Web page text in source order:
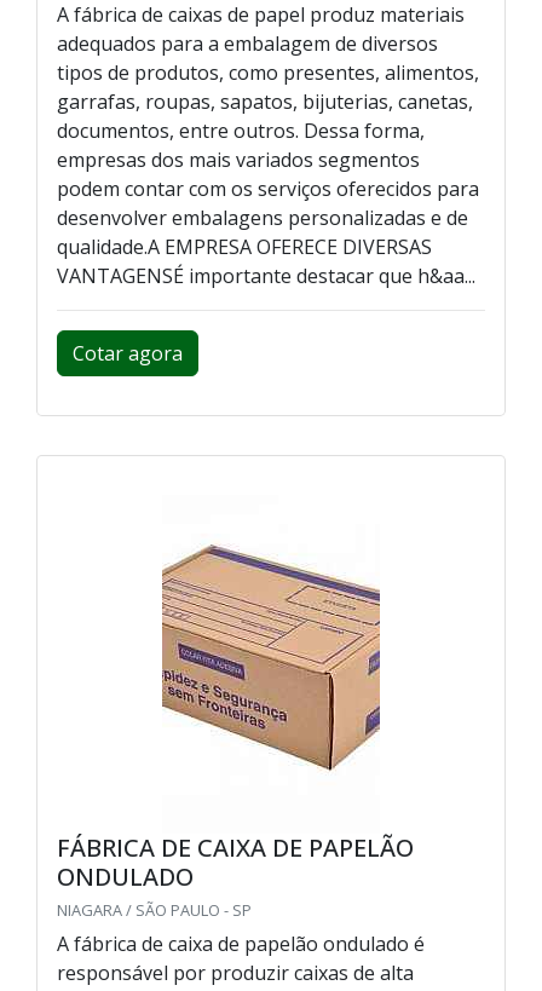
A fábrica de caixas de papel produz materiais
adequados para a embalagem de diversos
tipos de produtos, como presentes, alimentos,
garrafas, roupas, sapatos, bijuterias, canetas,
documentos, entre outros. Dessa forma,
empresas dos mais variados segmentos
podem contar com os serviços oferecidos para
desenvolver embalagens personalizadas e de
qualidade.A EMPRESA OFERECE DIVERSAS
VANTAGENSÉ importante destacar que h&aa...
Cotar agora
FÁBRICA DE CAIXA DE PAPELÃO
ONDULADO
NIAGARA / SÃO PAULO - SP
A fábrica de caixa de papelão ondulado é
responsável por produzir caixas de alta